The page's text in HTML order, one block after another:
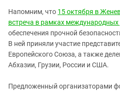
Напомним, что 15 октября в
встреча в рамках международных
обеспечения прочной
В ней приняли участие
Европейского Союза, а также
Абхазии, Грузии, России и США.
Предложенный организаторами